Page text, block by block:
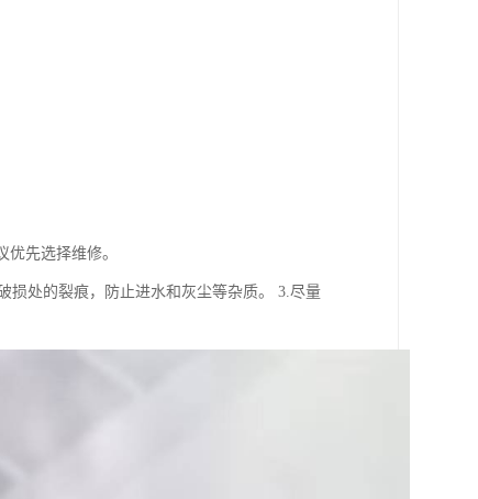
先选择维修。
损处的裂痕，防止进水和灰尘等杂质。 3.尽量